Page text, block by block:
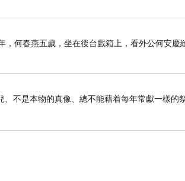
青睞、炒作的文教蛋白區，還是繼
，又剛好買在價格飛漲到鄰居們都
何春燕五歲，坐在後台戲箱上，看外公何安慶
不是本物的真像、總不能藉着每年常獻一樣的